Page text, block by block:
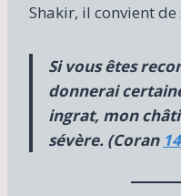
Shakir, il convient
Si vous êtes
donnerai
ingrat, mon
sévère. (Coran